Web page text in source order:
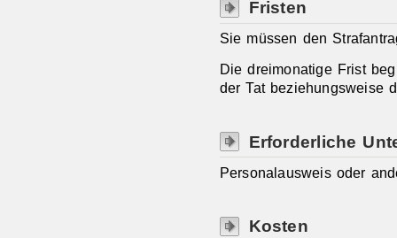
Fristen
Sie müssen den
Die dreimonatige Frist
der Tat beziehungsweise
Erforderliche
Personalausweis oder
Kosten